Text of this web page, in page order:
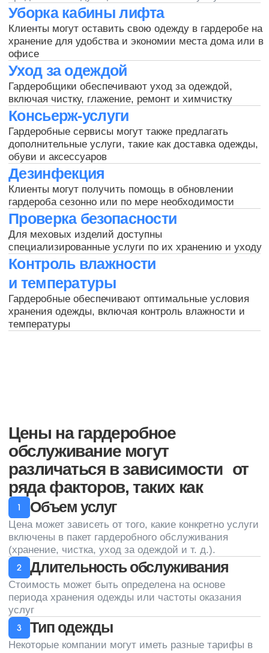
Санкт-Петербург, пр. Косыгина д.25, к3
sales@cleanupcompany.ru
Запишитесь на бесплатную
консультацию и мы вам
позвоним
+7
Я согласен с
обработкой
персональных данных
Оставить заявку
Услуги
Новости
Клининг офисов